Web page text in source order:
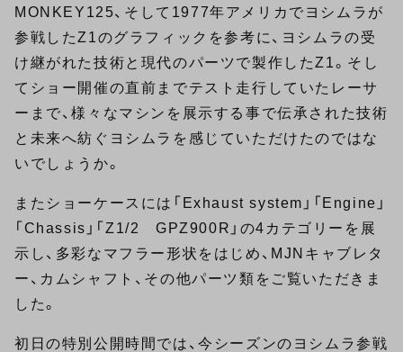
MONKEY125、そして1977年アメリカでヨシムラが
参戦したZ1のグラフィックを参考に、ヨシムラの受
け継がれた技術と現代のパーツで製作したZ1。そし
てショー開催の直前までテスト走行していたレーサ
ーまで、様々なマシンを展示する事で伝承された技術
と未来へ紡ぐヨシムラを感じていただけたのではな
いでしょうか。
またショーケースには「Exhaust system」「Engine」
「Chassis」「Z1/2 GPZ900R」の4カテゴリーを展
示し、多彩なマフラー形状をはじめ、MJNキャブレタ
ー、カムシャフト、その他パーツ類をご覧いただきま
した。
初日の特別公開時間では、今シーズンのヨシムラ参戦